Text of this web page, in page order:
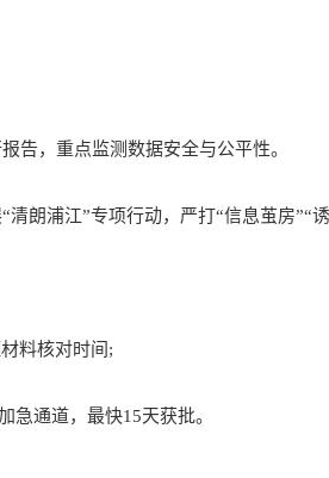
，重点监测数据安全与公平性。
浦江”专项行动，严打“信息茧房”“诱
料核对时间;
通道，最快15天获批。